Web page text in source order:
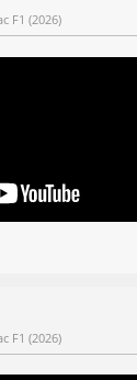
F1 (2026)
F1 (2026)